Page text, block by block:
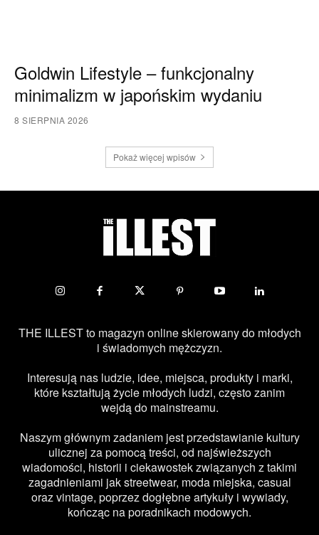
Goldwin Lifestyle – funkcjonalny
minimalizm w japońskim wydaniu
8 SIERPNIA 2026
Pokaż więcej wpisów
THE ILLEST to magazyn online skierowany do młodych
i świadomych mężczyzn.
Interesują nas ludzie, idee, miejsca, produkty i marki,
które kształtują życie młodych ludzi, często zanim
wejdą do mainstreamu.
Naszym głównym zadaniem jest przedstawianie kultury
ulicznej za pomocą treści, od najświeższych
wiadomości, historii i ciekawostek związanych z takimi
zagadnieniami jak streetwear, moda miejska, casual
oraz vintage, poprzez dogłębne artykuły i wywiady,
kończąc na poradnikach modowych.